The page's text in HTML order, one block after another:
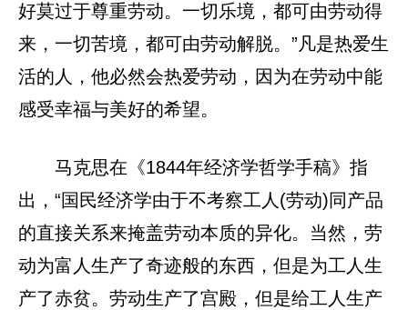
好莫过于尊重劳动。一切乐境，都可由劳动得
来，一切苦境，都可由劳动解脱。”凡是热爱生
活的人，他必然会热爱劳动，因为在劳动中能
感受幸福与美好的希望。
马克思在《1844年经济学哲学手稿》指
出，“国民经济学由于不考察工人(劳动)同产品
的直接关系来掩盖劳动本质的异化。当然，劳
动为富人生产了奇迹般的东西，但是为工人生
产了赤贫。劳动生产了宫殿，但是给工人生产